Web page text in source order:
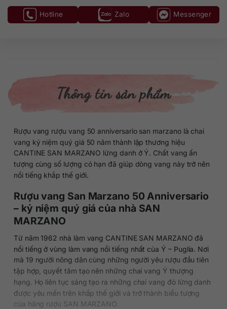
Hotline Zalo Messenger
Thông tin sản phẩm
Rượu vang rượu vang 50 anniversario san marzano là chai
vang kỷ niệm quý giá 50 năm thành lập thương hiệu
CANTINE SAN MARZANO lừng danh ở Ý. Chất vang ấn
tượng cùng số lượng có hạn đã giúp dòng vang này trở nên
nổi tiếng khắp thế giới.
Rượu vang San Marzano 50 Anniversario
– kỷ niệm quý giá của nhà SAN
MARZANO
Từ năm 1962 nhà làm vang CANTINE SAN MARZANO đã
nổi tiếng ở vùng làm vang nổi tiếng nhất của Ý – Puglia. Nơi
mà 19 người nông dân cùng những người yêu rượu đầu tiên
tập hợp, quyết tâm tạo nên những chai vang Ý thượng
hạng. Họ liên tục sáng tạo ra những chai vang đỏ lừng danh
được yêu mến trên khắp thế giới và trở thành biểu tượng
của hãng rượu SAN MARZANO.